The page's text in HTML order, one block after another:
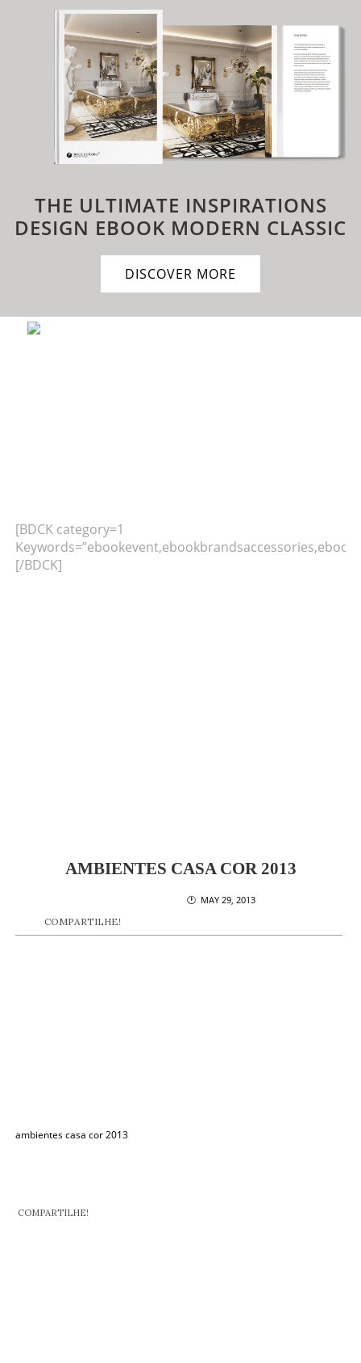
THE ULTIMATE INSPIRATIONS
DESIGN EBOOK MODERN CLASSIC
DISCOVER MORE
[BDCK category=1
[/BDCK]
AMBIENTES CASA COR 2013
🕐 MAY 29, 2013
COMPARTILHE!
ambientes casa cor 2013
COMPARTILHE!